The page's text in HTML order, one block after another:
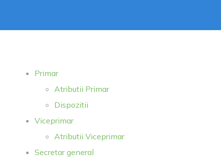
Primar
Atributii Primar
Dispozitii
Viceprimar
Atributii Viceprimar
Secretar general